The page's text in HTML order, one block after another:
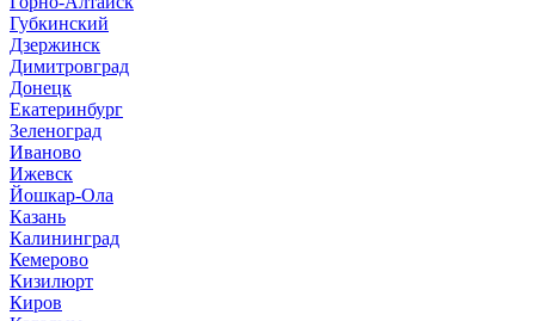
Губкинский
Дзержинск
Димитровград
Донецк
Екатеринбург
Зеленоград
Иваново
Ижевск
Йошкар-Ола
Казань
Калининград
Кемерово
Кизилюрт
Киров